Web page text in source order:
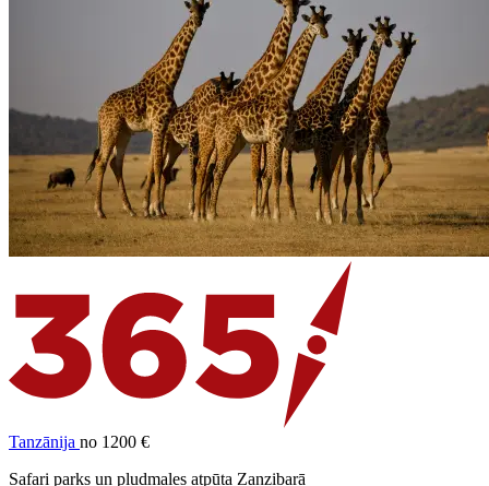
Tanzānija no 1200 €
Safari parks un pludmales atpūta Zanzibarā